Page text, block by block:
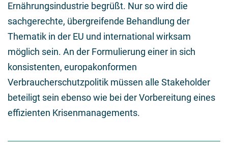
Ernährungsindustrie begrüßt. Nur so wird die
sachgerechte, übergreifende Behandlung der
Thematik in der EU und international wirksam
möglich sein. An der Formulierung einer in sich
konsistenten, europakonformen
Verbraucherschutzpolitik müssen alle Stakeholder
beteiligt sein ebenso wie bei der Vorbereitung eines
effizienten Krisenmanagements.